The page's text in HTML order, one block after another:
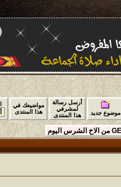
موضوع جديد
أرسل رسالة
لمشرفي
هذا المنتدى
مواضيعك في
هذا المنتدى